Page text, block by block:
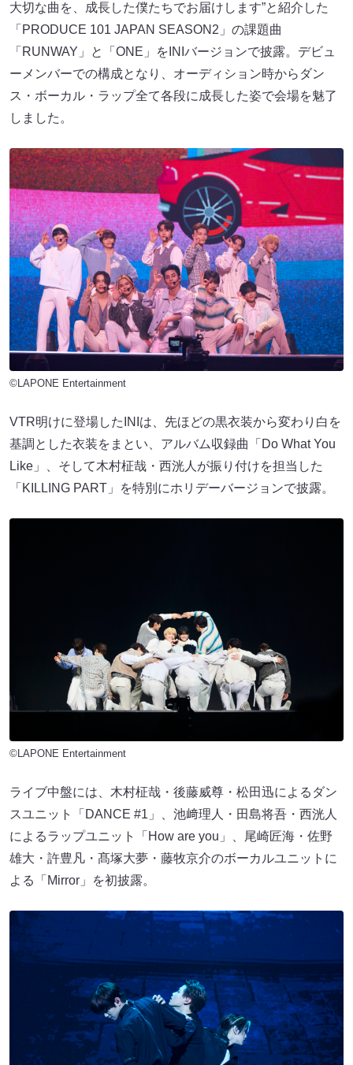
大切な曲を、成長した僕たちでお届けします”と紹介した
「PRODUCE 101 JAPAN SEASON2」の課題曲
「RUNWAY」と「ONE」をINIバージョンで披露。デビュ
ーメンバーでの構成となり、オーディション時からダン
ス・ボーカル・ラップ全て各段に成長した姿で会場を魅了
しました。
©LAPONE Entertainment
VTR明けに登場したINIは、先ほどの黒衣装から変わり白を
基調とした衣装をまとい、アルバム収録曲「Do What You
Like」、そして木村柾哉・西洸人が振り付けを担当した
「KILLING PART」を特別にホリデーバージョンで披露。
©LAPONE Entertainment
ライブ中盤には、木村柾哉・後藤威尊・松田迅によるダン
スユニット「DANCE #1」、池﨑理人・田島将吾・西洸人
によるラップユニット「How are you」、尾崎匠海・佐野
雄大・許豊凡・髙塚大夢・藤牧京介のボーカルユニットに
よる「Mirror」を初披露。